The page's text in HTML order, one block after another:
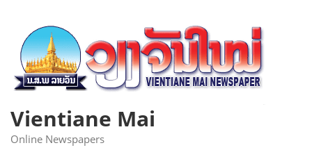
content
Vientiane Mai
Online Newspapers